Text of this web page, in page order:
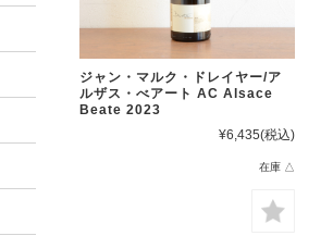
ジャン・マルク・ドレイヤー/ア
ルザス・べアート AC Alsace
Beate 2023
¥6,435(税込)
在庫 △